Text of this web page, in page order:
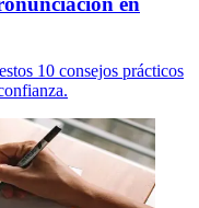
10 consejos prácticos